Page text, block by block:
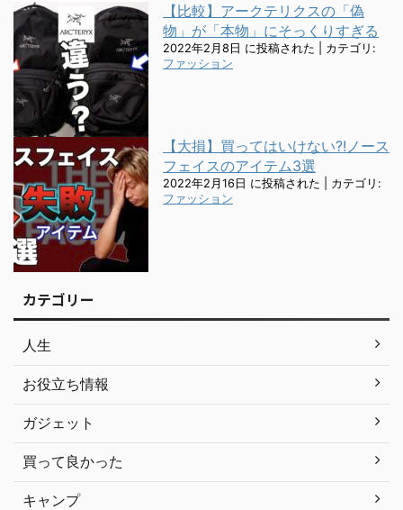
【比較】アークテリクスの「偽
物」が「本物」にそっくりすぎる
2022年2月8日 に投稿された
カテゴリ:
ファッション
【大損】買ってはいけない?!ノース
フェイスのアイテム3選
2022年2月16日 に投稿された
カテゴリ:
ファッション
カテゴリー
人生
お役立ち情報
ガジェット
買って良かった
キャンプ